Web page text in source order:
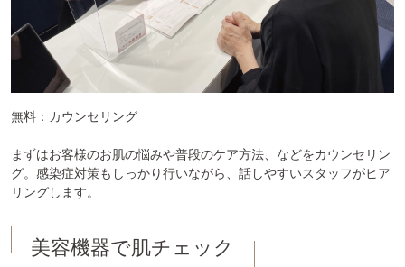
無料：カウンセリング
まずはお客様のお肌の悩みや普段のケア方法、などをカウンセリン
グ。感染症対策もしっかり行いながら、話しやすいスタッフがヒア
リングします。
美容機器で肌チェック